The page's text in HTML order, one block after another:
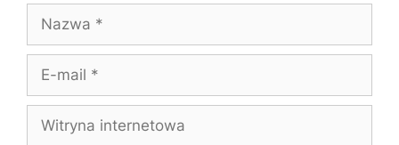
mail
internetowa